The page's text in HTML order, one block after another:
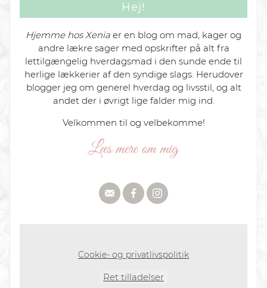
Hej!
Hjemme hos Xenia er en blog om mad, kager og
andre lækre sager med opskrifter på alt fra
lettilgængelig hverdagsmad i den sunde ende til
herlige lækkerier af den syndige slags. Herudover
blogger jeg om generel hverdag og livsstil, og alt
andet der i øvrigt lige falder mig ind.
Velkommen til og velbekomme!
Cookie- og privatlivspolitik
Ret tilladelser